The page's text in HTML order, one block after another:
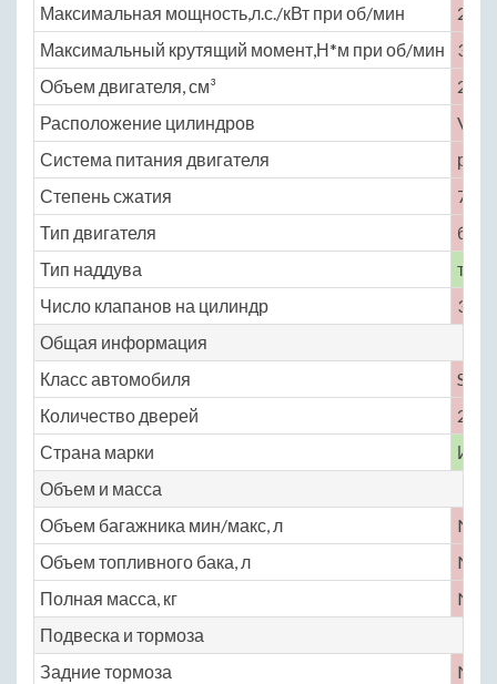
Максимальная мощность,л.с./кВт при об/мин
250
Максимальный крутящий момент,Н*м при об/мин
373
Объем двигателя, см³
2790
Расположение цилиндров
V-
Система питания двигателя
Степень сжатия
7.7
Тип двигателя
Тип наддува
Число клапанов на цилиндр
3
Общая информация
Класс автомобиля
S
Количество дверей
2
Страна марки
Объем и масса
Объем багажника мин/макс, л
No
Объем топливного бака, л
No
Полная масса, кг
No
Подвеска и тормоза
Задние тормоза
No